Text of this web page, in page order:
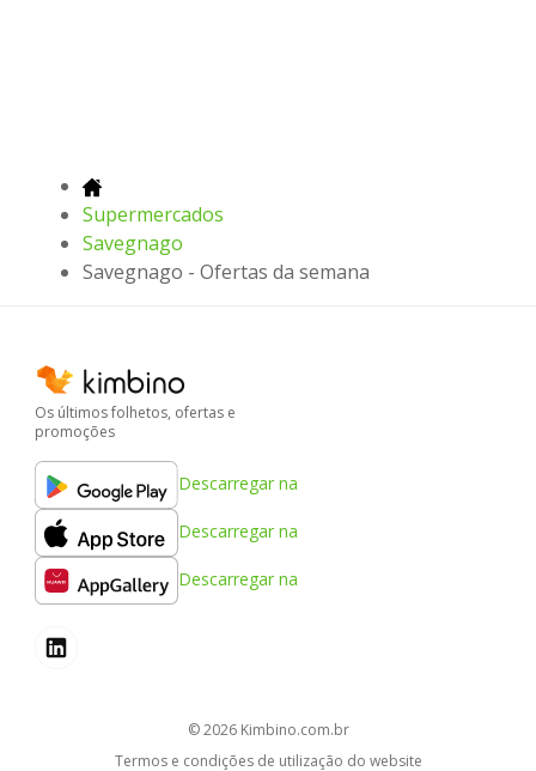
Supermercados
Savegnago
Savegnago - Ofertas da semana
Os últimos folhetos, ofertas e
promoções
Descarregar na
Descarregar na
Descarregar na
© 2026 kimbino.com.br
Termos e condições de utilização do website